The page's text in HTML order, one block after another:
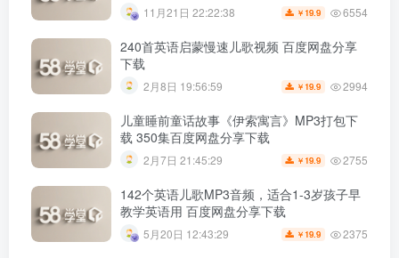
11月21日 22:22:38 ￥ 19.9 6554
240首英语启蒙慢速儿歌视频 百度网盘分享
下载
2月8日 19:56:59 ￥ 19.9 2994
儿童睡前童话故事《伊索寓言》MP3打包下
载 350集百度网盘分享下载
2月7日 21:45:29 ￥ 19.9 2755
142个英语儿歌MP3音频，适合1-3岁孩子早
教学英语用 百度网盘分享下载
5月20日 12:43:29 ￥ 19.9 2375